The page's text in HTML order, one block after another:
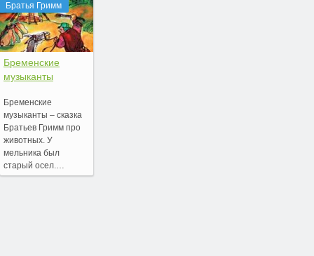
Братья Гримм
Бременские
музыканты
Бременские
музыканты – сказка
Братьев Гримм про
животных. У
мельника был
старый осел.…